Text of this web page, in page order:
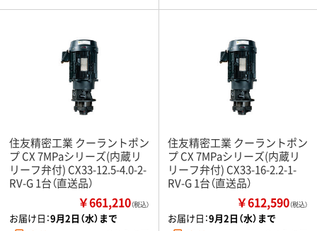
住友精密工業 クーラントポン
プ CX 7MPaシリーズ(内蔵リ
リーフ弁付) CX33-12.5-4.0-2-
RV-G 1台（直送品）
￥661,210（税込）
お届け日：9月2日（水）まで
住友精密工業 クーラントポン
プ CX 7MPaシリーズ(内蔵リ
リーフ弁付) CX33-16-2.2-1-
RV-G 1台（直送品）
￥612,590（税込）
お届け日：9月2日（水）まで